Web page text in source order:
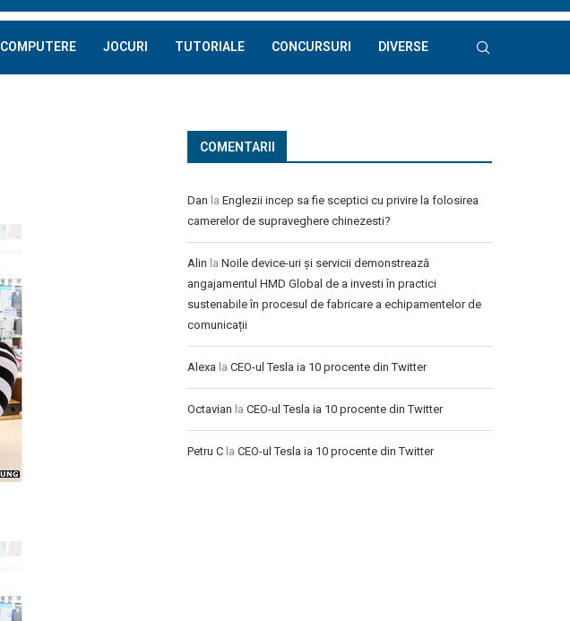
COMPUTERE JOCURI TUTORIALE CONCURSURI DIVERSE
COMENTARII
Dan la Englezii incep sa fie sceptici cu privire la folosirea
camerelor de supraveghere chinezesti?
Alin la Noile device-uri și servicii demonstrează
angajamentul HMD Global de a investi în practici
sustenabile în procesul de fabricare a echipamentelor de
comunicații
Alexa la CEO-ul Tesla ia 10 procente din Twitter
Octavian la CEO-ul Tesla ia 10 procente din Twitter
Petru C la CEO-ul Tesla ia 10 procente din Twitter